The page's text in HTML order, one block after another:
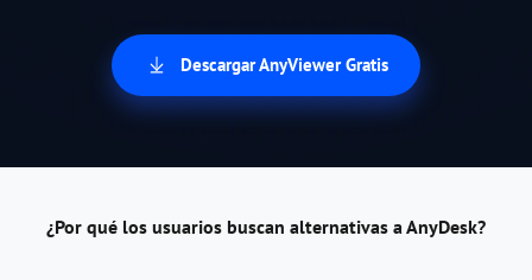
Descargar AnyViewer Gratis
¿Por qué los usuarios buscan alternativas a AnyDesk?